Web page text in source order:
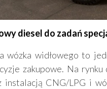
diesel do zadań
wózka widłowego to
zakupowe. Na
instalacją CNG/LPG i